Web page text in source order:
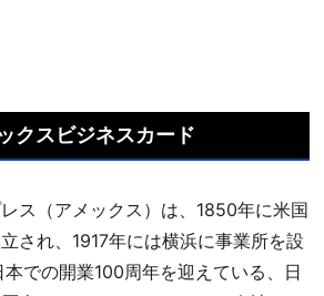
クスビジネスカード
ス（アメックス）は、1850年に米国
され、1917年には横浜に事業所を設
での開業100周年を迎えている、日